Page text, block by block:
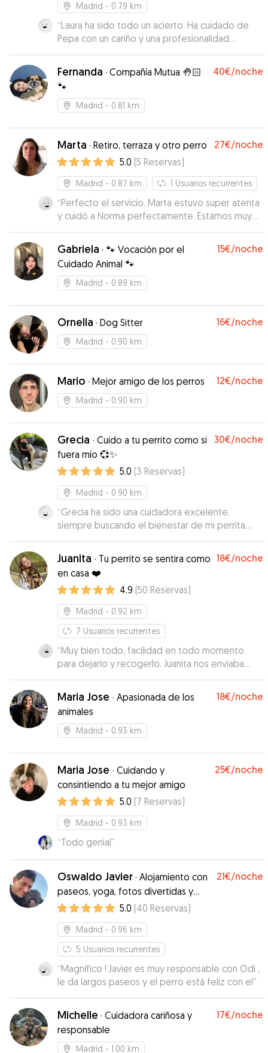
Madrid - 0.79 km
“Laura ha sido todo un acierto. Ha cuidado de
Pepa con un cariño y una profesionalidad
increíble. Sin duda recomendaré a Laura a todos
mis contactos y volveré a contar con ella seguro!
Nos ha estado informando en todo momento
sobre Pepa y todas las actividades que hacía
con ella. Hemos estado súper tranquilos
experiencia de 10!”
Fernanda · Compañía Mutua 🤚🏻
🐾
40€/noche
Madrid - 0.81 km
Marta · Retiro, terraza y otro perro 27€/noche
5.0 (5 Reservas)
Madrid - 0.87 km 1 Usuarios recurrentes
“Perfecto el servicio. Marta estuvo super atenta
y cuidó a Norma perfectamente. Estamos muy
agradecido de lo bien que la cuidó.”
Gabriela · 🐾 Vocación por el
Cuidado Animal 🐾
15€/noche
Madrid - 0.89 km
Ornella · Dog Sitter 16€/noche
Madrid - 0.90 km
Mario · Mejor amigo de los perros 12€/noche
Madrid - 0.90 km
Grecia · Cuido a tu perrito como si
fuera mío 💞✨
30€/noche
5.0 (3 Reservas)
Madrid - 0.90 km
“Grecia ha sido una cuidadora excelente,
siempre buscando el bienestar de mi perrita
,que es cachorro, y precisaba de cuidados
especiales. Me mandó fotos y respondió a mis
mensajes en todo momento. Era la primera vez
que utilizaba el servicio y me ha encantado lo
humana y cercana que ha sido Grecia con
nosotras.”
Juanita · Tu perrito se sentira como
en casa ❤️
18€/noche
4.9 (50 Reservas)
Madrid - 0.92 km
7 Usuarios recurrentes
“Muy bien todo, facilidad en todo momento
para dejarlo y recogerlo. Juanita nos enviaba
comentarios y fotos para que supiésemos como
iba nuestro perrete. Muy agradable la
experiencia.
Maria Jose · Apasionada de los
animales
18€/noche
Madrid - 0.93 km
Maria Jose · Cuidando y
consintiendo a tu mejor amigo
25€/noche
5.0 (7 Reservas)
Madrid - 0.93 km
“Todo genial”
Oswaldo Javier · Alojamiento con
paseos, yoga, fotos divertidas y
muchos cariños!!
21€/noche
5.0 (40 Reservas)
Madrid - 0.96 km
5 Usuarios recurrentes
“Magnífico ! Javier es muy responsable con Odi ,
le da largos paseos y el perro está feliz con el”
Michelle · Cuidadora cariñosa y
responsable
17€/noche
Madrid - 1.00 km